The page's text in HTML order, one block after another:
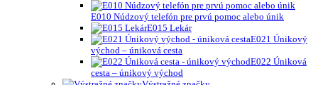
E010 Núdzový telefón pre prvú pomoc alebo únik
E015 Lekár
E021 Únikový
východ – úniková cesta
E022 Úniková
cesta – únikový východ